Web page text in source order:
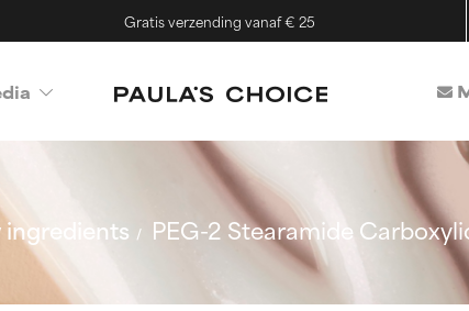
Gratis verzending vanaf € 25
ingredients
PEG-2 Stearamide